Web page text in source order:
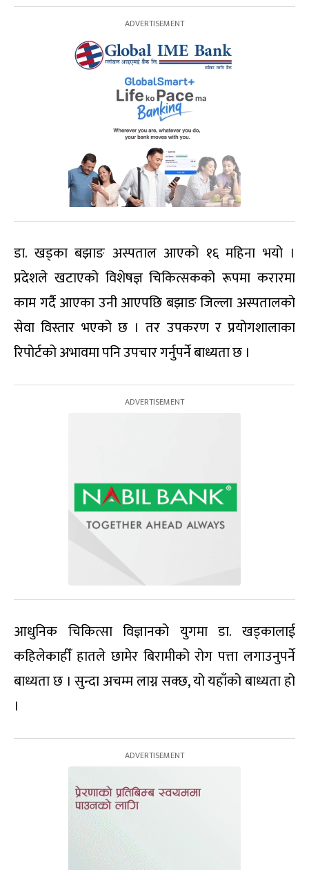
डा. खड्का बझाङ अस्पताल आएको १६ महिना भयो ।
प्रदेशले खटाएको विशेषज्ञ चिकित्सकको रूपमा करारमा
काम गर्दै आएका उनी आएपछि बझाङ जिल्ला अस्पतालको
सेवा विस्तार भएको छ । तर उपकरण र प्रयोगशालाका
रिपोर्टको अभावमा पनि उपचार गर्नुपर्ने बाध्यता छ ।
आधुनिक चिकित्सा विज्ञानको युगमा डा. खड्कालाई
कहिलेकाहीँ हातले छामेर बिरामीको रोग पत्ता लगाउनुपर्ने
बाध्यता छ । सुन्दा अचम्म लाग्न सक्छ, यो यहाँको बाध्यता हो
।